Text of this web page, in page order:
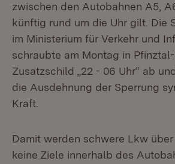
zwischen den Autobahnen A5,
künftig rund um die Uhr gilt. Die
im Ministerium für Verkehr und
schraubte am Montag in
Zusatzschild „22 - 06 Uhr“ ab
die Ausdehnung der Sperrung
Kraft.
Damit werden schwere Lkw über
keine Ziele innerhalb des